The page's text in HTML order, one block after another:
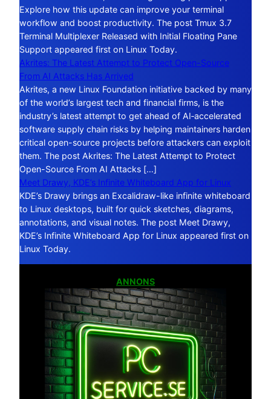
Explore how this update can improve your terminal
workflow and boost productivity. The post Tmux 3.7
Terminal Multiplexer Released with Initial Floating Pane
Support appeared first on Linux Today.
Akrites: The Latest Attempt to Protect Open-Source
From AI Attacks Has Arrived
Akrites, a new Linux Foundation initiative backed by many
of the world’s largest tech and financial firms, is the
industry’s latest attempt to get ahead of AI‑accelerated
software supply chain risks by helping maintainers harden
critical open-source projects before attackers can exploit
them. The post Akrites: The Latest Attempt to Protect
Open-Source From AI Attacks […]
Meet Drawy, KDE’s Infinite Whiteboard App for Linux
KDE’s Drawy brings an Excalidraw-like infinite whiteboard
to Linux desktops, built for quick sketches, diagrams,
annotations, and visual notes. The post Meet Drawy,
KDE’s Infinite Whiteboard App for Linux appeared first on
Linux Today.
ANNONS